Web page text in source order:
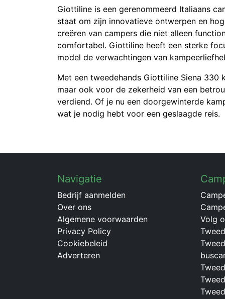
Giottiline is een gerenommeerd Italiaans
staat om zijn innovatieve ontwerpen en
creëren van campers die niet alleen
comfortabel. Giottiline heeft een sterke
model de verwachtingen van
Met een tweedehands Giottiline Siena 330
maar ook voor de zekerheid van een
verdiend. Of je nu een doorgewinterde
wat je nodig hebt voor een geslaagde reis.
Navigatie
Bedrijf aanmelden
Over ons
Algemene voorwaarden
Privacy Policy
Cookiebeleid
Adverteren
Volg